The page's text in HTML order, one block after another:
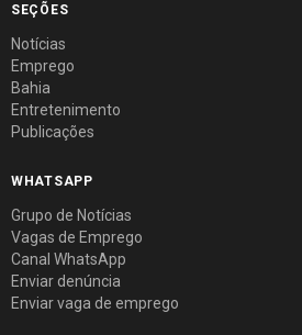
SEÇÕES
Notícias
Emprego
Bahia
Entretenimento
Publicações
WHATSAPP
Grupo de Notícias
Vagas de Emprego
Canal WhatsApp
Enviar denúncia
Enviar vaga de emprego